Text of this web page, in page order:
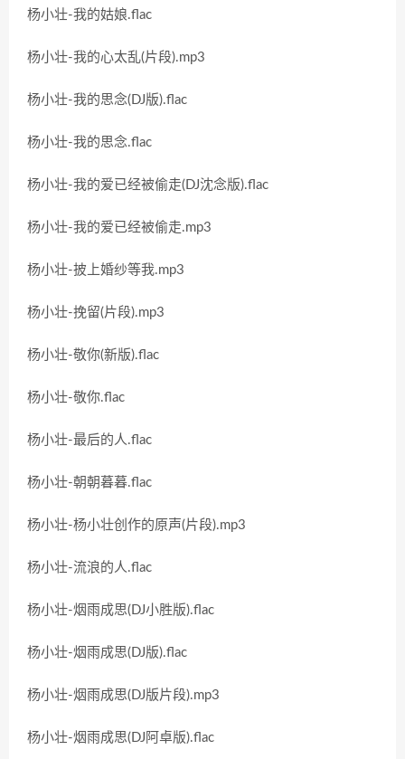
杨小壮-我的姑娘.flac
杨小壮-我的心太乱(片段).mp3
杨小壮-我的思念(DJ版).flac
杨小壮-我的思念.flac
杨小壮-我的爱已经被偷走(DJ沈念版).flac
杨小壮-我的爱已经被偷走.mp3
杨小壮-披上婚纱等我.mp3
杨小壮-挽留(片段).mp3
杨小壮-敬你(新版).flac
杨小壮-敬你.flac
杨小壮-最后的人.flac
杨小壮-朝朝暮暮.flac
杨小壮-杨小壮创作的原声(片段).mp3
杨小壮-流浪的人.flac
杨小壮-烟雨成思(DJ小胜版).flac
杨小壮-烟雨成思(DJ版).flac
杨小壮-烟雨成思(DJ版片段).mp3
杨小壮-烟雨成思(DJ阿卓版).flac